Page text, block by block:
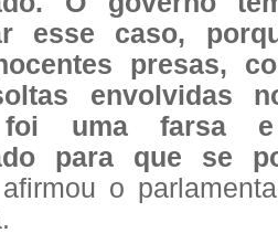
esse caso,
presas,
envolvidas
foi uma farsa
para que se
o